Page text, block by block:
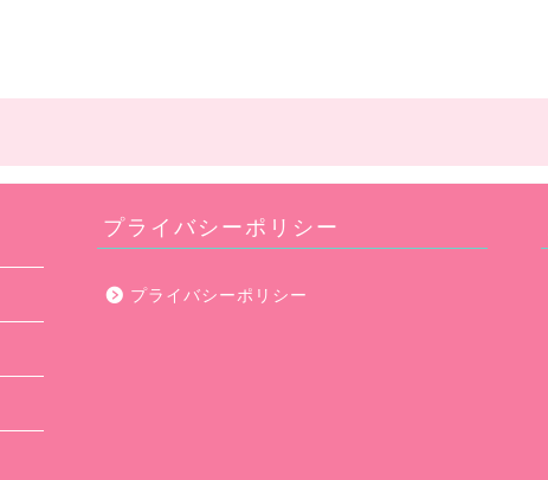
プライバシーポリシー
プライバシーポリシー